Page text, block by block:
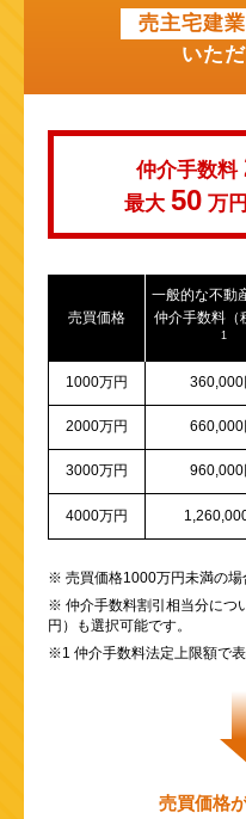
売主宅建
いた
仲介手数料
最大 50 万円
売買価格
一般的な不動
仲介手数料（
1
1000万円 360,000
2000万円 660,000
3000万円 960,000
4000万円
※ 売買価格1000万円未満の場
※ 仲介手数料割引相当分につ
円）も選択可能です。
※1 仲介手数料法定上限額で表
売買価格